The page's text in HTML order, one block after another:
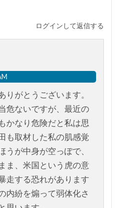
ログインして返信する
りがとうございます。
危ないですが、最近の
かなり危険だと私は思
も取材した私の肌感覚
うが中身が空っぽで、
ま、米国という虎の意
走する恐れがあります
内紛を煽って弱体化さ